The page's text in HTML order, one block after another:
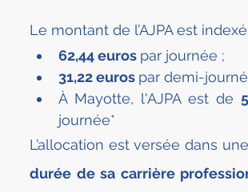
Le montant de l’AJPAest
62,44 euros par journée ;
31,22 euros par demi-
À Mayotte, l'AJPA est de
journée*
L’allocation est versée dans une
durée de sa carrière